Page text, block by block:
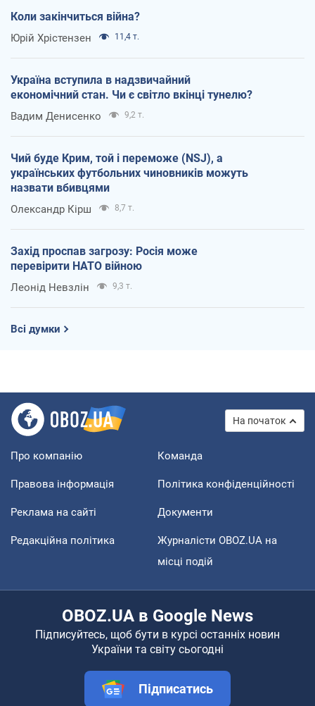
Коли закінчиться війна?
Юрій Хрістензен 11,4 т.
Україна вступила в надзвичайний
економічний стан. Чи є світло вкінці тунелю?
Вадим Денисенко 9,2 т.
Чий буде Крим, той і переможе (NSJ), а
українських футбольних чиновників можуть
назвати вбивцями
Олександр Кірш 8,7 т.
Захід проспав загрозу: Росія може
перевірити НАТО війною
Леонід Невзлін 9,3 т.
Всі думки
На початок
Про компанію Команда
Правова інформація Політика конфіденційності
Реклама на сайті Документи
Редакційна політика
Журналісти OBOZ.UA на
місці подій
OBOZ.UA в Google News
Підписуйтесь, щоб бути в курсі останніх новин
України та світу сьогодні
Підписатись